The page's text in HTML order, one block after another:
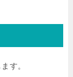
す。